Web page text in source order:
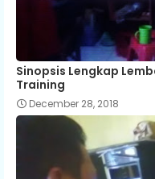
Sinopsis Lengkap
Training
December 28, 2018